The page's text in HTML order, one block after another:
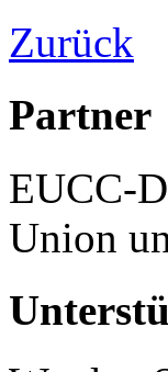
Zurück
Partner
EUCC-
Union